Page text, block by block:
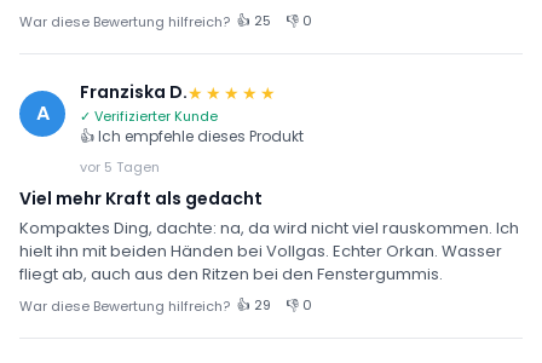
War diese Bewertung hilfreich? 👍 25 👎 0
A
Franziska D.★★★★★
✓ Verifizierter Kunde
👍 Ich empfehle dieses Produkt
vor 5 Tagen
Viel mehr Kraft als gedacht
Kompaktes Ding, dachte: na, da wird nicht viel rauskommen. Ich
hielt ihn mit beiden Händen bei Vollgas. Echter Orkan. Wasser
fliegt ab, auch aus den Ritzen bei den Fenstergummis.
War diese Bewertung hilfreich? 👍 29 👎 0